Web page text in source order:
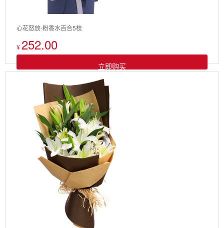
心花怒放-粉香水百合5枝
¥252.00
立即购买